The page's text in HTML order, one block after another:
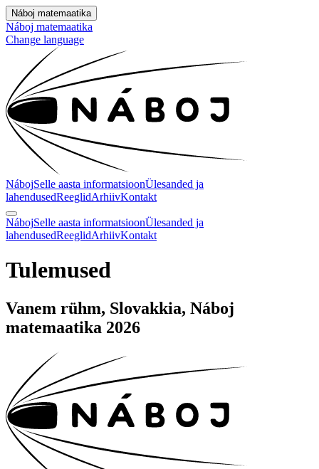
Náboj matemaatika
Náboj matemaatika
Change language
NábojSelle aasta informatsioonÜlesanded ja
lahendusedReeglidArhiivKontakt
NábojSelle aasta informatsioonÜlesanded ja
lahendusedReeglidArhiivKontakt
Tulemused
Vanem rühm, Slovakkia, Náboj
matemaatika 2026